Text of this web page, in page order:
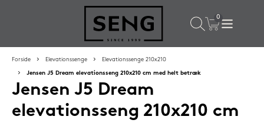
Populære valg til dig
Forside Elevationssenge Elevationssenge 210x210
Jensen J5 Dream elevationsseng 210x210 cm med helt betræk
Jensen J5 Dream
elevationsseng 210x210 cm